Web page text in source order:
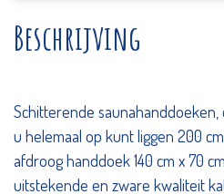
Beschrijving
Schitterende
u helemaal op kunt liggen 200
afdroog handdoek 140 cm x 70
uitstekende en zware kwaliteit